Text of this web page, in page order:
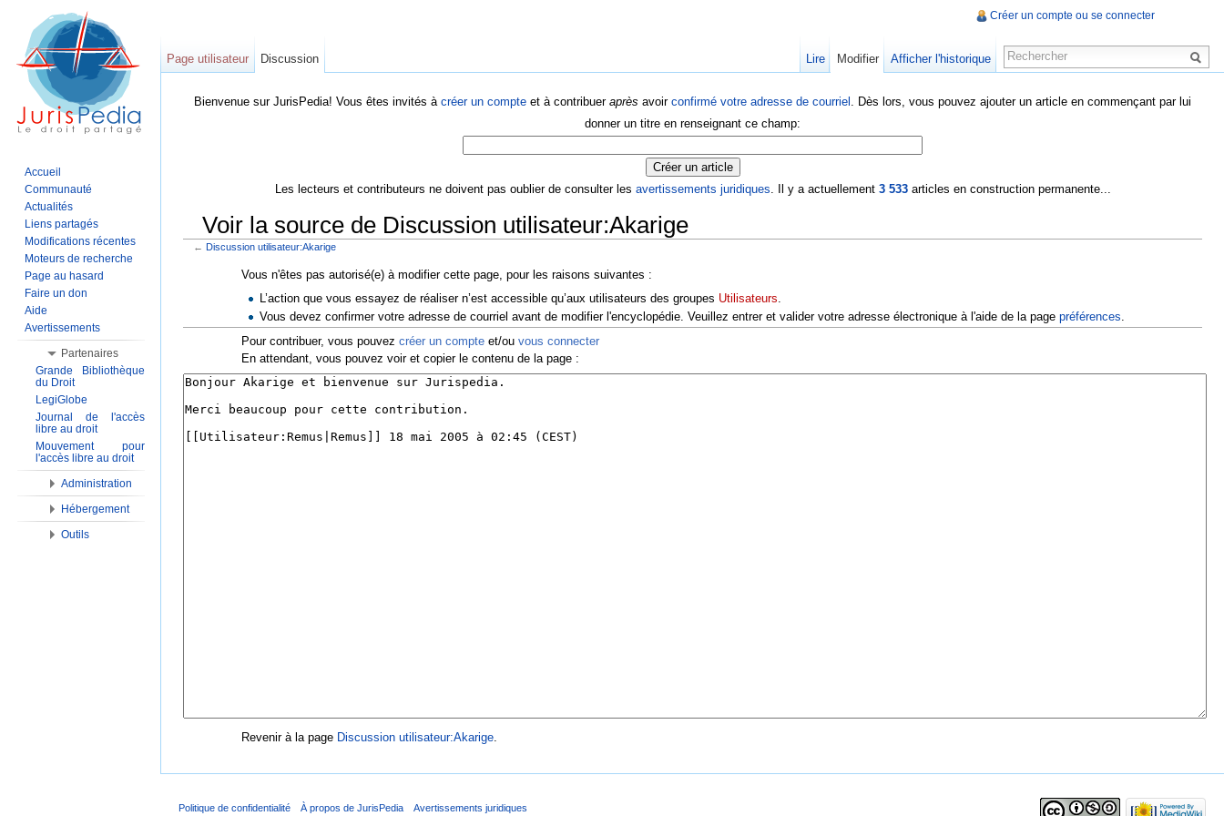
Bienvenue sur JurisPedia! Vous êtes invités à créer un compte et à contribuer après avoir confirmé votre adresse de courriel . Dès lors, vous pouvez ajouter un article en commençant par lui
donner un titre en renseignant ce champ:
Les lecteurs et contributeurs ne doivent pas oublier de consulter les avertissements juridiques. Il y a actuellement 3 533articles en construction permanente...
Voir la source de Discussion utilisateur:Akarige
← Discussion utilisateur:Akarige
Vous n'êtes pas autorisé(e) à modifier cette page, pour les raisons suivantes :
L’action que vous essayez de réaliser n’est accessible qu’aux utilisateurs des groupes Utilisateurs
Vous devez confirmer votre adresse de courriel avant de modifier l'encyclopédie. Veuillez entrer et valider votre adresse électronique à l'aide de la pagepréférences
Pour contribuer, vous pouvez créer un compte et/ou vous connecter
En attendant, vous pouvez voir et copier le contenu de la page :
Revenir à la page Discussion utilisateur:Akarige
Créer un compte ou se connecter
Page utilisateur Discussion Lire Modifier Afficher l'historique
Accueil
Communauté
Actualités
Liens partagés
Modifications récentes
Moteurs de recherche
Page au hasard
Faire un don
Aide
Avertissements
Partenaires
Grande Bibliothèque
du Droit
LegiGlobe
Journal de l'accès
libre au droit
Mouvement pour
l'accès libre au droit
Administration
Hébergement
Outils
Politique de confidentialité À propos de JurisPedia Avertissements juridiques